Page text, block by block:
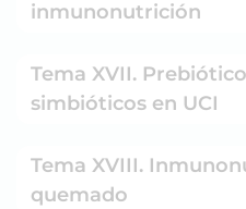
inmunonutrición
Tema XVII. Prebióticos, probióticos y
simbióticos en UCI
Tema XVIII. Inmunonutrición en el
quemado